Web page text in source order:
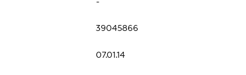
39045866
07.01.14